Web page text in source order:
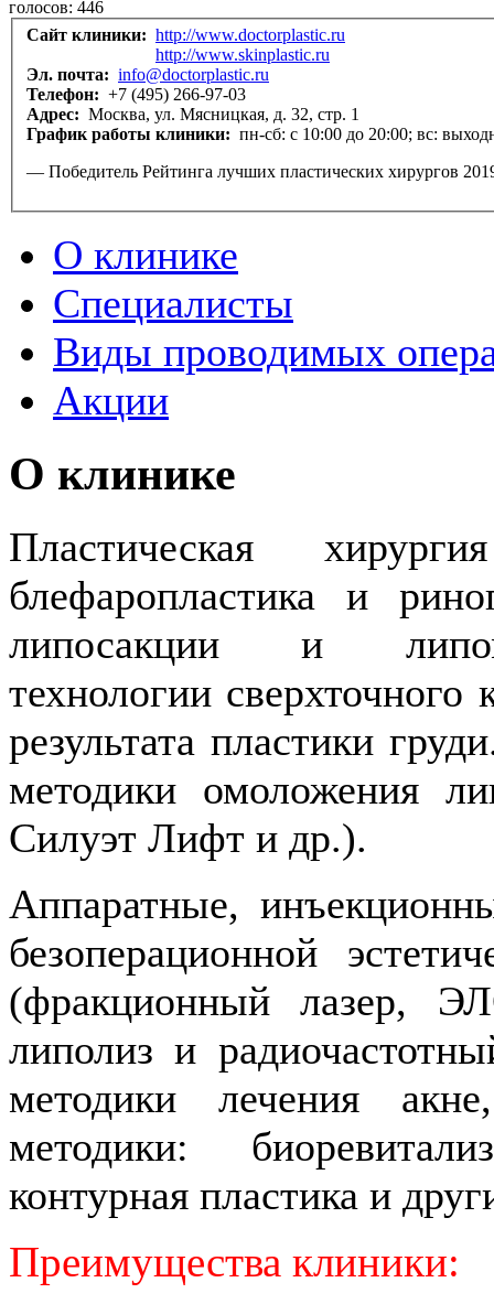
голосов: 446
Сайт клиники: http://www.doctorplastic.ru
http://www.skinplastic.ru
Эл. почта: info@doctorplastic.ru
Телефон: +7 (495) 266-97-03
Адрес: Москва, ул. Мясницкая, д. 32, стр. 1
График работы клиники: пн-сб: с 10:00 до 20:00; вс:
— Победитель Рейтинга лучших пластических хирургов
О клинике
Специалисты
Виды проводимых
Акции
О клинике
Пластическая
блефаропластика и
липосакции и
технологии сверхточного
результата пластики
методики омоложения
Силуэт Лифт и др.).
Аппаратные,
безоперационной
(фракционный лазер,
липолиз и
методики лечения
методики:
контурная пластика и
Преимущества клиники: